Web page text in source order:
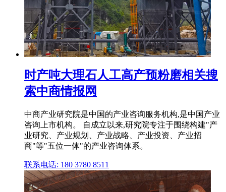
时产吨大理石人工高产预粉磨相关搜
索中商情报网
中商产业研究院是中国的产业咨询服务机构,是中国产业
咨询上市机构。 自成立以来,研究院专注于围绕构建"产
业研究、产业规划、产业战略、产业投资、产业招
商"等"五位一体"的产业咨询体系。
联系电话: 180 3780 8511